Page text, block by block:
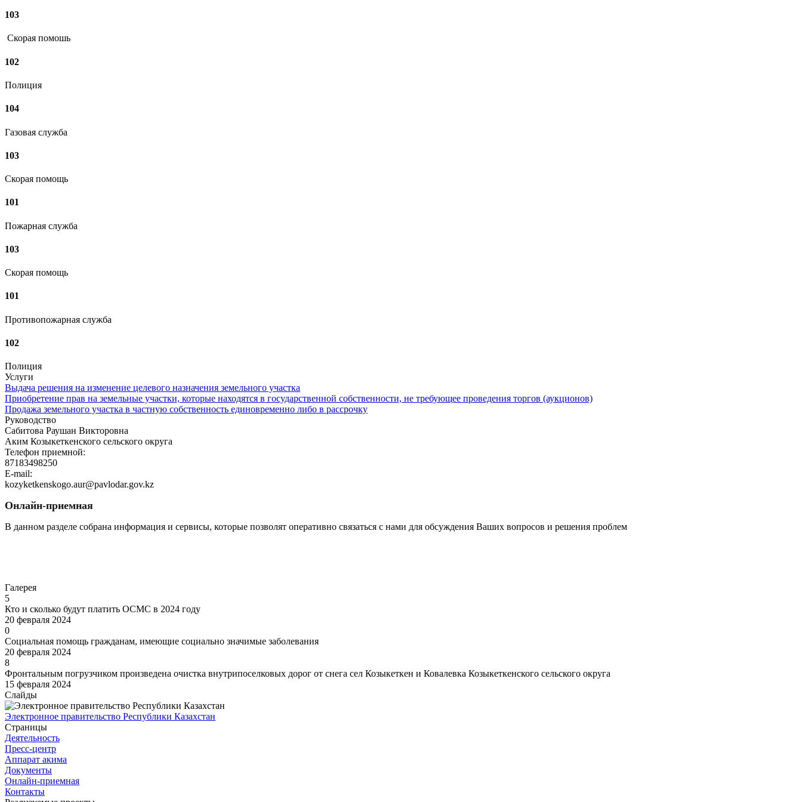
103
Скорая помошь
102
Полиция
104
Газовая служба
103
Скорая помощь
101
Пожарная служба
103
Скорая помощь
101
Противопожарная служба
102
Полиция
Услуги
Выдача решения на изменение целевого назначения земельного участка
Приобретение прав на земельные участки, которые находятся в государственной собственности, не требующее проведения торгов (аукционов)
Продажа земельного участка в частную собственность единовременно либо в рассрочку
Руководство
Сабитова Раушан Викторовна
Аким Козыкеткенского сельского округа
Телефон приемной:
87183498250
E-mail:
kozyketkenskogo.aur@pavlodar.gov.kz
Онлайн-приемная
В данном разделе собрана информация и сервисы, которые позволят оперативно связаться с нами для обсуждения Ваших вопросов и решения проблем
Галерея
5
Кто и сколько будут платить ОСМС в 2024 году
20 февраля 2024
0
Социальная помощь гражданам, имеющие социально значимые заболевания
20 февраля 2024
8
Фронтальным погрузчиком произведена очистка внутрипоселковых дорог от снега сел Козыкеткен и Ковалевка Козыкеткенского сельского округа
15 февраля 2024
Слайды
Электронное правительство Республики Казахстан
Страницы
Деятельность
Пресс-центр
Аппарат акима
Документы
Онлайн-приемная
Контакты